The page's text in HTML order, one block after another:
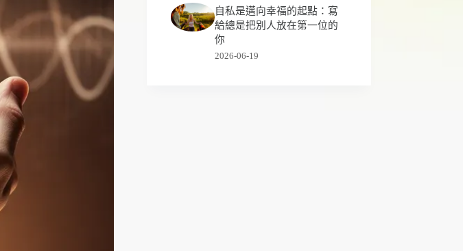
自私是邁向幸福的起點：寫
給總是把別人放在第一位的
你
2026-06-19